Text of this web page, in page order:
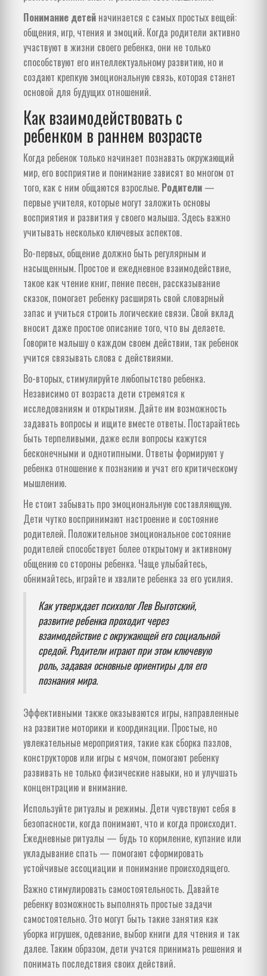
Понимание детей начинается с самых простых вещей:
общения, игр, чтения и эмоций. Когда родители активно
участвуют в жизни своего ребенка, они не только
способствуют его интеллектуальному развитию, но и
создают крепкую эмоциональную связь, которая станет
основой для будущих отношений.
Как взаимодействовать с
ребенком в раннем возрасте
Когда ребенок только начинает познавать окружающий
мир, его восприятие и понимание зависят во многом от
того, как с ним общаются взрослые. Родители —
первые учителя, которые могут заложить основы
восприятия и развития у своего малыша. Здесь важно
учитывать несколько ключевых аспектов.
Во-первых, общение должно быть регулярным и
насыщенным. Простое и ежедневное взаимодействие,
такое как чтение книг, пение песен, рассказывание
сказок, помогает ребенку расширять свой словарный
запас и учиться строить логические связи. Свой вклад
вносит даже простое описание того, что вы делаете.
Говорите малышу о каждом своем действии, так ребенок
учится связывать слова с действиями.
Во-вторых, стимулируйте любопытство ребенка.
Независимо от возраста дети стремятся к
исследованиям и открытиям. Дайте им возможность
задавать вопросы и ищите вместе ответы. Постарайтесь
быть терпеливыми, даже если вопросы кажутся
бесконечными и однотипными. Ответы формируют у
ребенка отношение к познанию и учат его критическому
мышлению.
Не стоит забывать про эмоциональную составляющую.
Дети чутко воспринимают настроение и состояние
родителей. Положительное эмоциональное состояние
родителей способствует более открытому и активному
общению со стороны ребенка. Чаще улыбайтесь,
обнимайтесь, играйте и хвалите ребенка за его усилия.
Как утверждает психолог Лев Выготский,
развитие ребенка проходит через
взаимодействие с окружающей его социальной
средой. Родители играют при этом ключевую
роль, задавая основные ориентиры для его
познания мира.
Эффективными также оказываются игры, направленные
на развитие моторики и координации. Простые, но
увлекательные мероприятия, такие как сборка пазлов,
конструкторов или игры с мячом, помогают ребенку
развивать не только физические навыки, но и улучшать
концентрацию и внимание.
Используйте ритуалы и режимы. Дети чувствуют себя в
безопасности, когда понимают, что и когда происходит.
Ежедневные ритуалы — будь то кормление, купание или
укладывание спать — помогают сформировать
устойчивые ассоциации и понимание происходящего.
Важно стимулировать самостоятельность. Давайте
ребенку возможность выполнять простые задачи
самостоятельно. Это могут быть такие занятия как
уборка игрушек, одевание, выбор книги для чтения и так
далее. Таким образом, дети учатся принимать решения и
понимать последствия своих действий.